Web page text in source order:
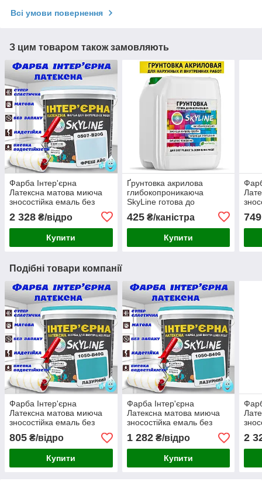
Всі умови повернення
З цим товаром також замовляють
Фарба Інтер'єрна
Латексна матова миюча
зносостійка емаль без
Skyline Фреш Айс 10 л
2 328 ₴/відро
Купити
Ґрунтовка акрилова
глибокопроникаюча
SkyLine готова до
425₴/каністра
Купити
749
Подібні товари компанії
Фарба Інтер'єрна
Латексна матова миюча
зносостійка емаль без
запаху для стін і стель
Skyline Лазурна 3 л
805 ₴/відро
Купити
Фарба Інтер'єрна
Латексна матова миюча
зносостійка емаль без
запаху для стін і стель
Skyline Лазурна 5 л
1 282₴/відро
Купити
2